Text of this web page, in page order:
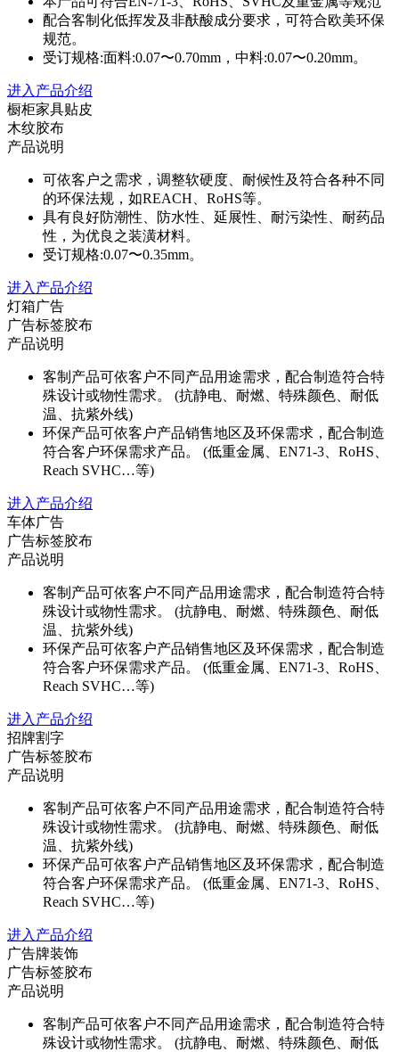
配合客制化低挥发及非酜酸成分要求，可符合欧美环保
规范。
受订规格:面料:0.07〜0.70mm，中料:0.07〜0.20mm。
进入产品介绍
橱柜家具贴皮
木纹胶布
产品说明
可依客户之需求，调整软硬度、耐候性及符合各种不同
的环保法规，如REACH、RoHS等。
具有良好防潮性、防水性、延展性、耐污染性、耐药品
性，为优良之装潢材料。
受订规格:0.07〜0.35mm。
进入产品介绍
灯箱广告
广告标签胶布
产品说明
客制产品可依客户不同产品用途需求，配合制造符合特
殊设计或物性需求。 (抗静电、耐燃、特殊颜色、耐低
温、抗紫外线)
环保产品可依客户产品销售地区及环保需求，配合制造
符合客户环保需求产品。 (低重金属、EN71-3、RoHS、
Reach SVHC…等)
进入产品介绍
车体广告
广告标签胶布
产品说明
客制产品可依客户不同产品用途需求，配合制造符合特
殊设计或物性需求。 (抗静电、耐燃、特殊颜色、耐低
温、抗紫外线)
环保产品可依客户产品销售地区及环保需求，配合制造
符合客户环保需求产品。 (低重金属、EN71-3、RoHS、
Reach SVHC…等)
进入产品介绍
招牌割字
广告标签胶布
产品说明
客制产品可依客户不同产品用途需求，配合制造符合特
殊设计或物性需求。 (抗静电、耐燃、特殊颜色、耐低
温、抗紫外线)
环保产品可依客户产品销售地区及环保需求，配合制造
符合客户环保需求产品。 (低重金属、EN71-3、RoHS、
Reach SVHC…等)
进入产品介绍
广告牌装饰
广告标签胶布
产品说明
客制产品可依客户不同产品用途需求，配合制造符合特
殊设计或物性需求。 (抗静电、耐燃、特殊颜色、耐低